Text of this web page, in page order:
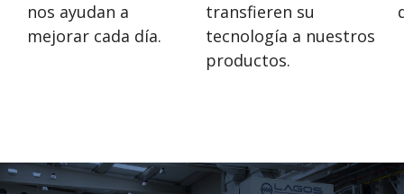
nos ayudan a
mejorar cada día.
transfieren su
tecnología a nuestros
productos.